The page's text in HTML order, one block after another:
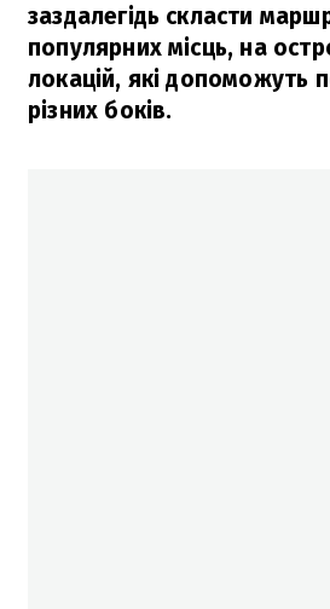
заздалегідь скласти
популярних місць, на
локацій, які допоможуть
різних боків.